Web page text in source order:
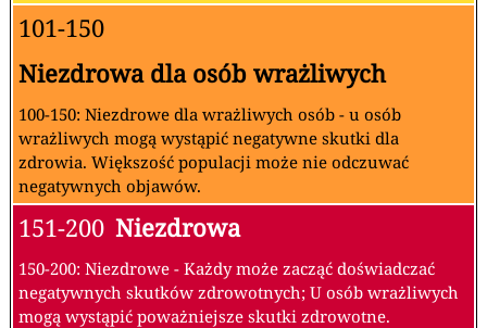
101-150
Niezdrowa dla osób wrażliwych
100-150: Niezdrowe dla wrażliwych osób - u osób
wrażliwych mogą wystąpić negatywne skutki dla
zdrowia. Większość populacji może nie odczuwać
negatywnych objawów.
151-200 Niezdrowa
150-200: Niezdrowe - Każdy może zacząć doświadczać
negatywnych skutków zdrowotnych; U osób wrażliwych
mogą wystąpić poważniejsze skutki zdrowotne.